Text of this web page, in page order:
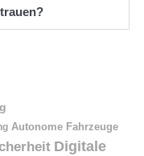
Autonome Fahrzeuge
Digitale